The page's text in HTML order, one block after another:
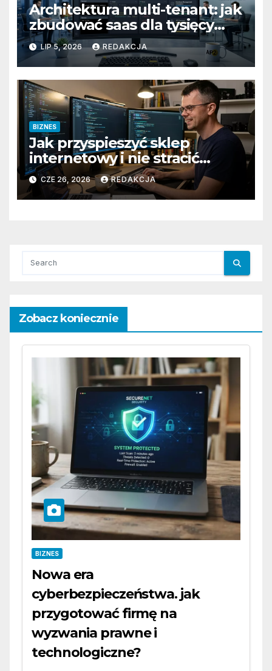
Architektura multi-tenant: jak
zbudować saas dla tysięcy
klientów
LIP 5, 2026 REDAKCJA
BIZNES
Jak przyspieszyć sklep
internetowy i nie stracić
klientów
CZE 26, 2026 REDAKCJA
Zobacz koniecznie
BIZNES
Nowa era
cyberbezpieczeństwa. jak
przygotować firmę na
wyzwania prawne i
technologiczne?